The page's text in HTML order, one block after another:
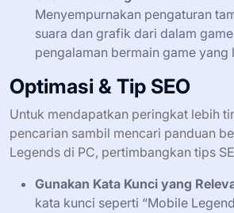
Menyempurnakan pengaturan
suara dan grafik dari dalam
pengalaman bermain game yang
Optimasi & Tip SEO
Untuk mendapatkan peringkat lebih
pencarian sambil mencari panduan
Legends di PC, pertimbangkan tips
Gunakan Kata Kunci yang
kata kunci seperti “Mobile